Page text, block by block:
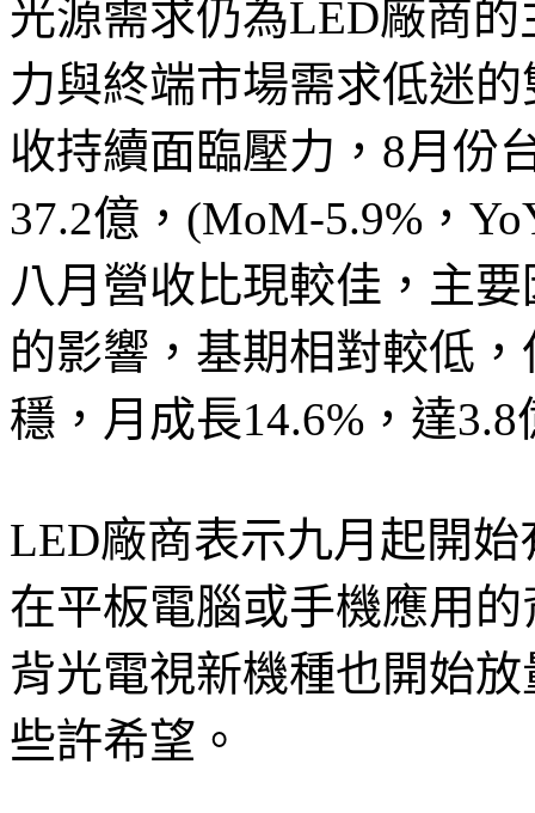
光源需求仍為LED廠商
力與終端市場需求低迷
收持續面臨壓力，8月份
37.2億，(MoM-5.9%，
八月營收比現較佳，主
的影響，基期相對較低
穩，月成長14.6%，達3.8
LED廠商表示九月起開
在平板電腦或手機應用
背光電視新機種也開始
些許希望。